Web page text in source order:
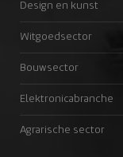
Design en kunst
Witgoedsector
Bouwsector
Elektronicabranche
Agrarische sector